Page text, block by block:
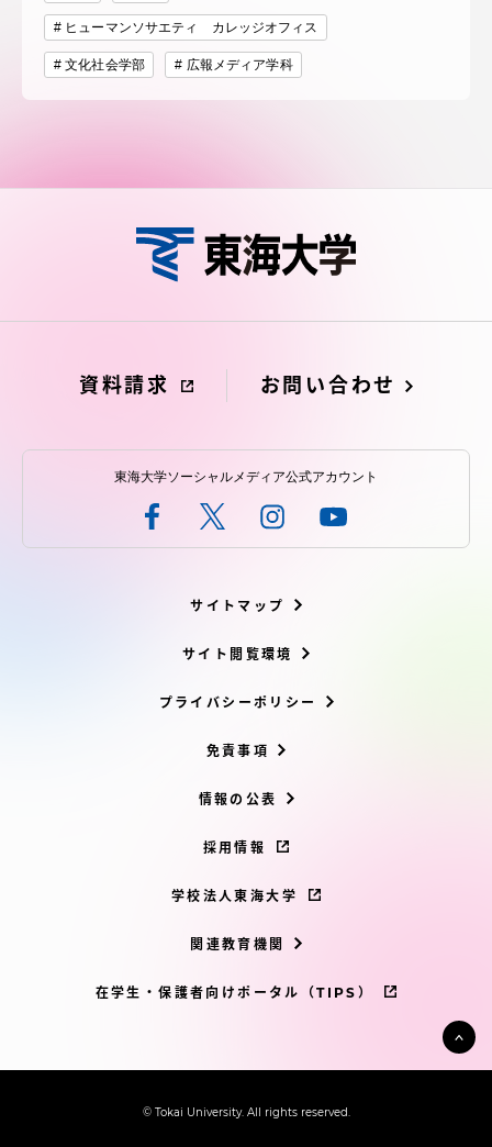
ヒューマンソサエティ カレッジオフィス
文化社会学部 広報メディア学科
資料請求 お問い合わせ
東海大学ソーシャルメディア公式アカウント
サイトマップ
サイト閲覧環境
プライバシーポリシー
免責事項
情報の公表
採用情報
学校法人東海大学
関連教育機関
在学生・保護者向けポータル（TIPS）
© Tokai University. All rights reserved.